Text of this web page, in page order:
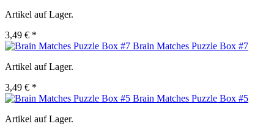
Artikel auf Lager.
3,49 € *
Brain Matches Puzzle Box #7
Artikel auf Lager.
3,49 € *
Brain Matches Puzzle Box #5
Artikel auf Lager.